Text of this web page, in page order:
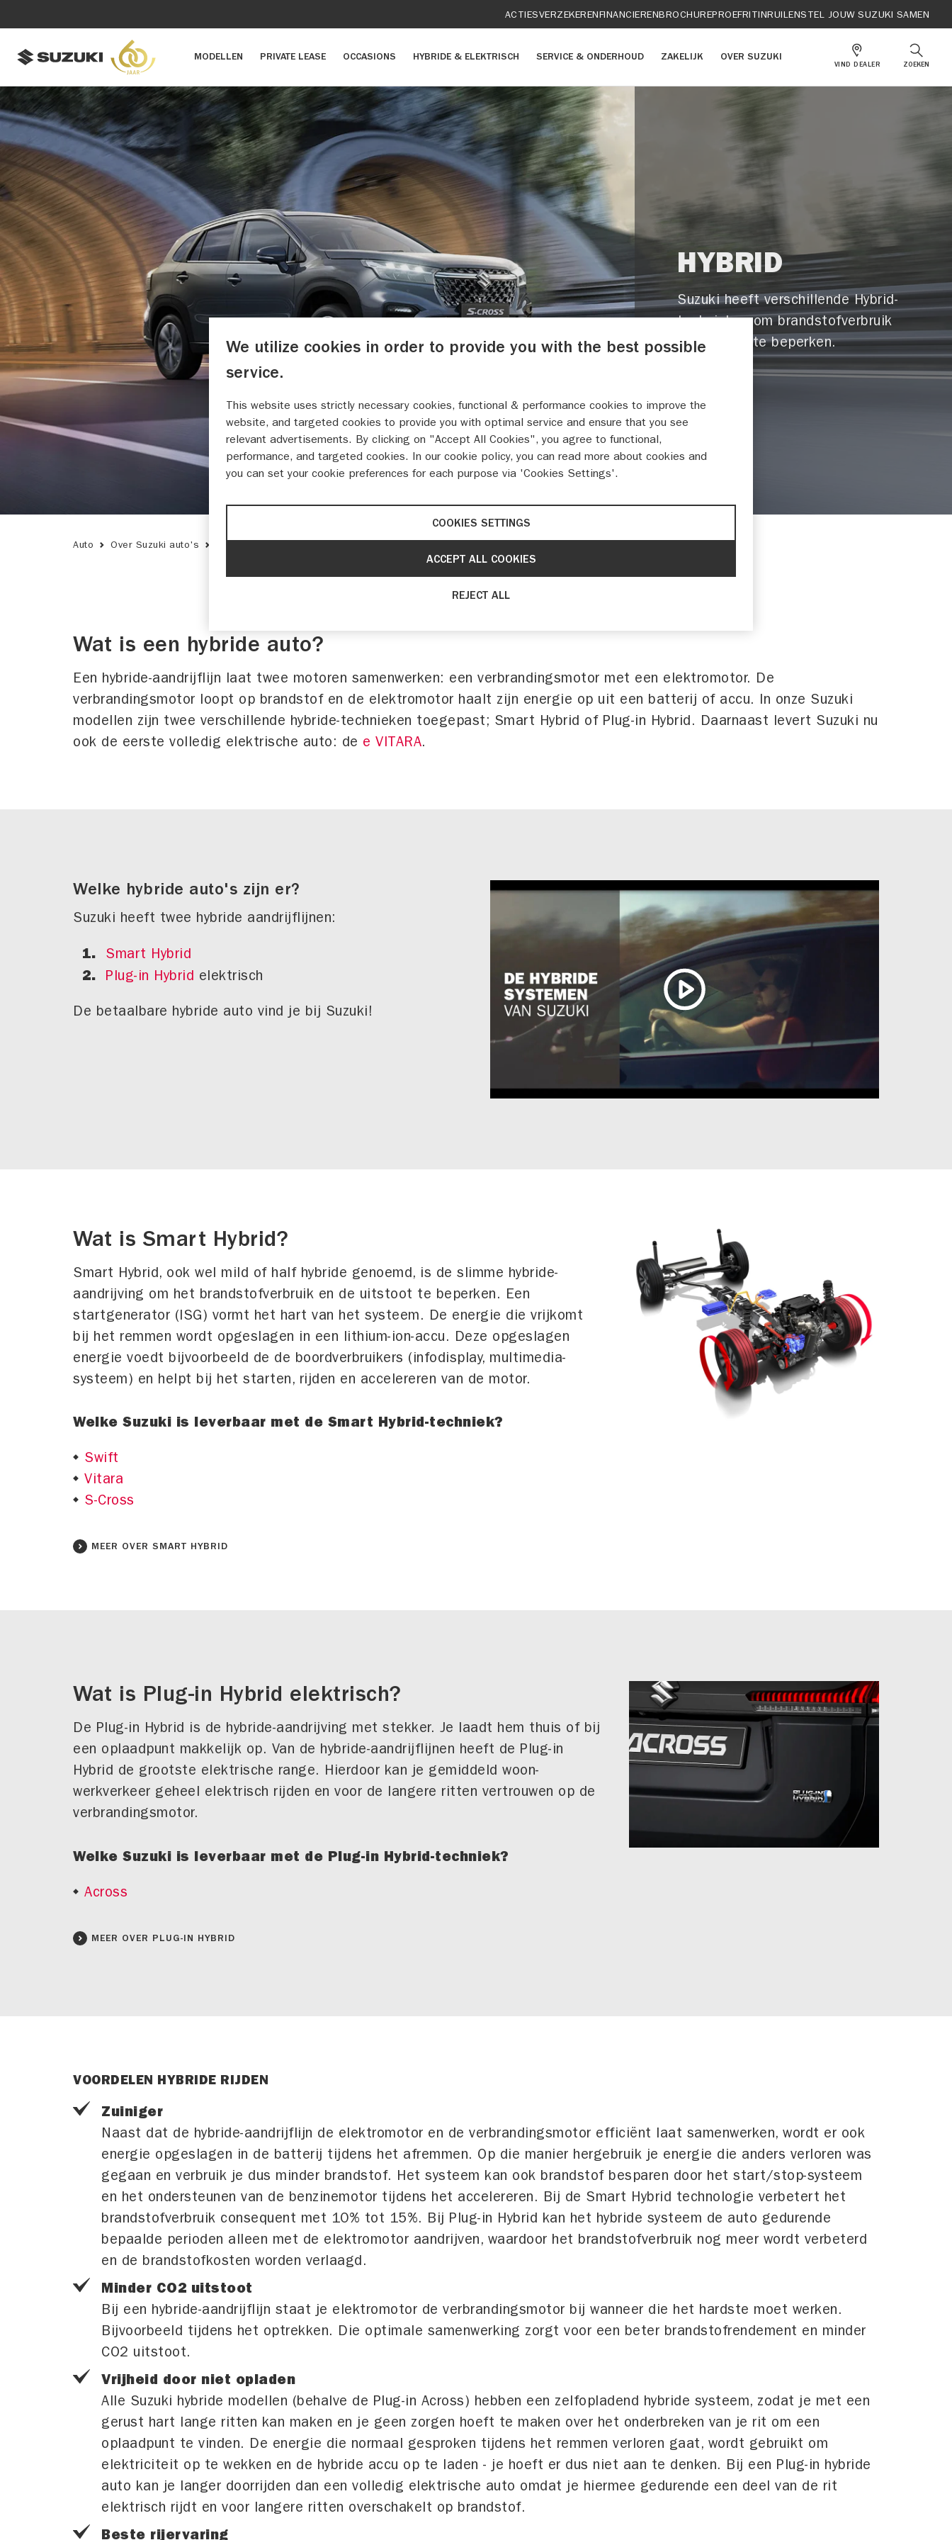
ACTIESVERZEKERENFINANCIERENBROCHUREPROEFRITINRUILENSTEL JOUW SUZUKI SAMEN
MODELLEN PRIVATE LEASE OCCASIONS HYBRIDE & ELEKTRISCH SERVICE & ONDERHOUD ZAKELIJK OVER SUZUKI
VIND DEALER ZOEKEN
HYBRID
Suzuki heeft verschillende Hybrid-
technieken om brandstofverbruik
en emissie te beperken.
Auto Over Suzuki auto's
Wat is een hybride auto?
Een hybride-aandrijflijn laat twee motoren samenwerken: een verbrandingsmotor met een elektromotor. De
verbrandingsmotor loopt op brandstof en de elektromotor haalt zijn energie op uit een batterij of accu. In onze Suzuki
modellen zijn twee verschillende hybride-technieken toegepast; Smart Hybrid of Plug-in Hybrid. Daarnaast levert Suzuki nu
ook de eerste volledig elektrische auto: de e VITARA.
Welke hybride auto's zijn er?
Suzuki heeft twee hybride aandrijflijnen:
Smart Hybrid
Plug-in Hybrid elektrisch
De betaalbare hybride auto vind je bij Suzuki!
Wat is Smart Hybrid?
Smart Hybrid, ook wel mild of half hybride genoemd, is de slimme hybride-
aandrijving om het brandstofverbruik en de uitstoot te beperken. Een
startgenerator (ISG) vormt het hart van het systeem. De energie die vrijkomt
bij het remmen wordt opgeslagen in een lithium-ion-accu. Deze opgeslagen
energie voedt bijvoorbeeld de de boordverbruikers (infodisplay, multimedia-
systeem) en helpt bij het starten, rijden en accelereren van de motor.
Welke Suzuki is leverbaar met de Smart Hybrid-techniek?
Swift
Vitara
S-Cross
MEER OVER SMART HYBRID
Wat is Plug-in Hybrid elektrisch?
De Plug-in Hybrid is de hybride-aandrijving met stekker. Je laadt hem thuis of bij
een oplaadpunt makkelijk op. Van de hybride-aandrijflijnen heeft de Plug-in
Hybrid de grootste elektrische range. Hierdoor kan je gemiddeld woon-
werkverkeer geheel elektrisch rijden en voor de langere ritten vertrouwen op de
verbrandingsmotor.
Welke Suzuki is leverbaar met de Plug-in Hybrid-techniek?
Across
MEER OVER PLUG-IN HYBRID
VOORDELEN HYBRIDE RIJDEN
Zuiniger
Naast dat de hybride-aandrijflijn de elektromotor en de verbrandingsmotor efficiënt laat samenwerken, wordt er ook
energie opgeslagen in de batterij tijdens het afremmen. Op die manier hergebruik je energie die anders verloren was
gegaan en verbruik je dus minder brandstof. Het systeem kan ook brandstof besparen door het start/stop-systeem
en het ondersteunen van de benzinemotor tijdens het accelereren. Bij de Smart Hybrid technologie verbetert het
brandstofverbruik consequent met 10% tot 15%. Bij Plug-in Hybrid kan het hybride systeem de auto gedurende
bepaalde perioden alleen met de elektromotor aandrijven, waardoor het brandstofverbruik nog meer wordt verbeterd
en de brandstofkosten worden verlaagd.
Minder CO2 uitstoot
Bij een hybride-aandrijflijn staat je elektromotor de verbrandingsmotor bij wanneer die het hardste moet werken.
Bijvoorbeeld tijdens het optrekken. Die optimale samenwerking zorgt voor een beter brandstofrendement en minder
CO2 uitstoot.
Vrijheid door niet opladen
Alle Suzuki hybride modellen (behalve de Plug-in Across) hebben een zelfopladend hybride systeem, zodat je met een
gerust hart lange ritten kan maken en je geen zorgen hoeft te maken over het onderbreken van je rit om een
oplaadpunt te vinden. De energie die normaal gesproken tijdens het remmen verloren gaat, wordt gebruikt om
elektriciteit op te wekken en de hybride accu op te laden - je hoeft er dus niet aan te denken. Bij een Plug-in hybride
auto kan je langer doorrijden dan een volledig elektrische auto omdat je hiermee gedurende een deel van de rit
elektrisch rijdt en voor langere ritten overschakelt op brandstof.
Beste rijervaring
We utilize cookies in order to provide you with the best possible
service.
This website uses strictly necessary cookies, functional & performance cookies to improve the
website, and targeted cookies to provide you with optimal service and ensure that you see
relevant advertisements. By clicking on "Accept All Cookies", you agree to functional,
performance, and targeted cookies. In our cookie policy, you can read more about cookies and
you can set your cookie preferences for each purpose via 'Cookies Settings'.
COOKIES SETTINGS
REJECT ALL
ACCEPT ALL COOKIES